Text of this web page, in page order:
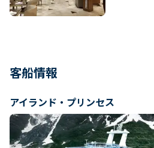
客船情報
アイランド・プリンセス